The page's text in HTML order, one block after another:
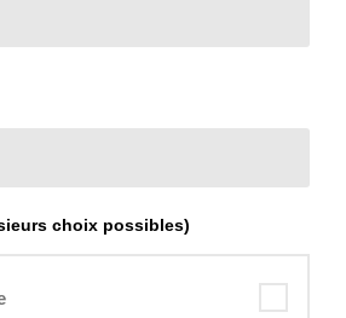
choix possibles)